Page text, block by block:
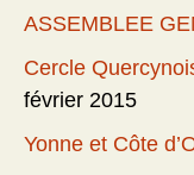
ASSEMBLEE
Cercle
février 2015
Yonne et Côte